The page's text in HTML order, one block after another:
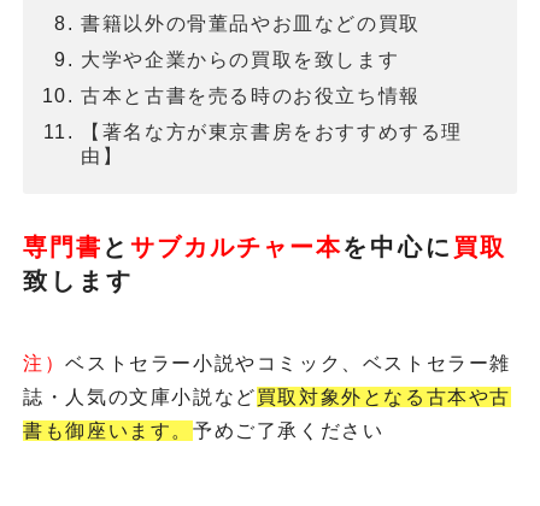
書籍以外の骨董品やお皿などの買取
大学や企業からの買取を致します
古本と古書を売る時のお役立ち情報
【著名な方が東京書房をおすすめする理
由】
専門書 とサブカルチャー本を 中心に 買取
致します
注）ベストセラー小説やコミック、ベストセラー雑
誌・人気の文庫小説など買取対象外となる古本や古
書も御座います。 予めご了承ください